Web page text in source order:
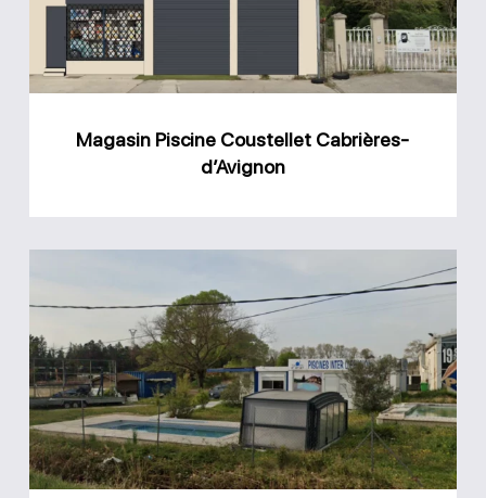
d’Avignon
Magasin Piscine Coustellet Cabrières-
d’Avignon
Piscine
Inter
Diffusion
Avignon
(PIDA)